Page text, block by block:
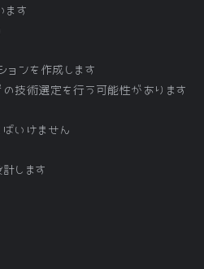
ます
ンを作成します
技術選定を行う可能性があります
いけません
します